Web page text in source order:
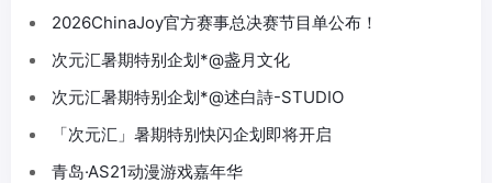
2026ChinaJoy官方赛事总决赛节目单公布！
次元汇暑期特别企划*@盏月文化
次元汇暑期特别企划*@述白詩-STUDIO
「次元汇」暑期特别快闪企划即将开启
青岛·AS21动漫游戏嘉年华